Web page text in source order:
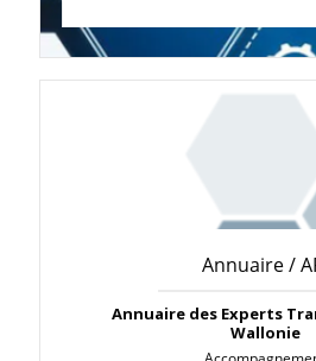
Annuaire /
Annuaire des Experts
Wallonie